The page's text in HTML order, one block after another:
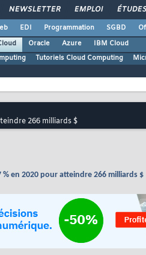
NEWSLETTER EMPLOI
EDI Programmation SGBD
Oracle Azure
IBM Cloud
Tutoriels Cloud Computing
266 milliards $
en 2020 pour atteindre 266 milliards $